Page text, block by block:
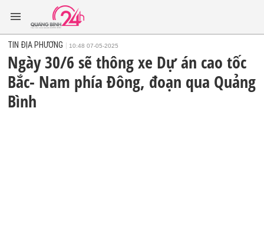
TIN ĐỊA PHƯƠNG 10:48 07-05-2025
Ngày 30/6 sẽ thông xe Dự án cao tốc
Bắc- Nam phía Đông, đoạn qua Quảng
Bình